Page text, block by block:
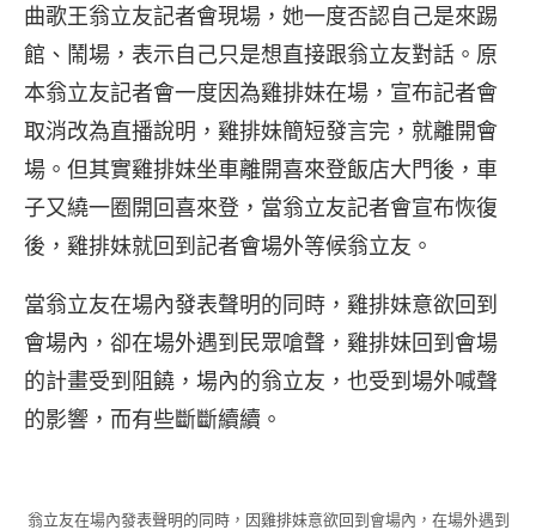
曲歌王翁立友記者會現場，她一度否認自己是來踢
館、鬧場，表示自己只是想直接跟翁立友對話。原
本翁立友記者會一度因為雞排妹在場，宣布記者會
取消改為直播說明，雞排妹簡短發言完，就離開會
場。但其實雞排妹坐車離開喜來登飯店大門後，車
子又繞一圈開回喜來登，當翁立友記者會宣布恢復
後，雞排妹就回到記者會場外等候翁立友。
當翁立友在場內發表聲明的同時，雞排妹意欲回到
會場內，卻在場外遇到民眾嗆聲，雞排妹回到會場
的計畫受到阻饒，場內的翁立友，也受到場外喊聲
的影響，而有些斷斷續續。
翁立友在場內發表聲明的同時，因雞排妹意欲回到會場內，在場外遇到